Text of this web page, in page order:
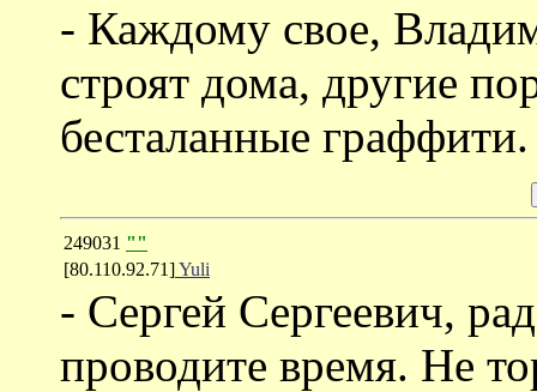
- Каждому свое,
строят дома, другие
бесталанные граффити.
249031 ""
[80.110.92.71]Yuli
- Сергей Сергеевич,
проводите время. Не